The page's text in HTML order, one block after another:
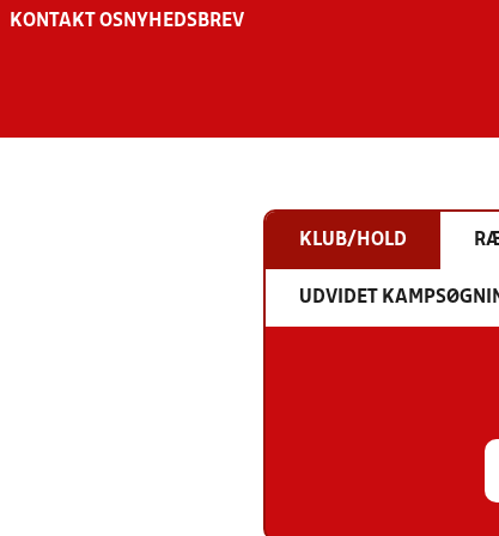
KONTAKT OS NYHEDSBREV
KLUB/HOLD
UDVIDET